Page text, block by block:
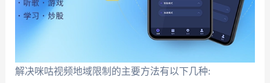
解决咪咕视频地域限制的主要方法有以下几种: